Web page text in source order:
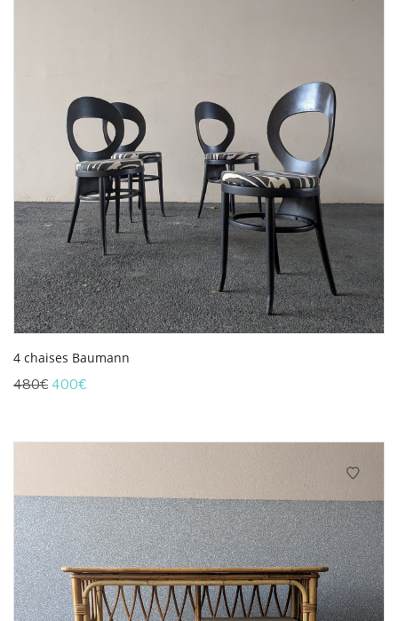
4 chaises Baumann
480€Le
était :
400€Le
est :